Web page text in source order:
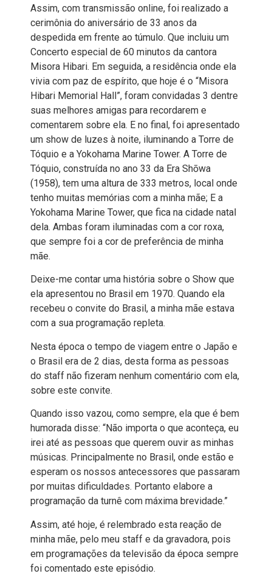
Assim, com transmissão online, foi realizado a
cerimônia do aniversário de 33 anos da
despedida em frente ao túmulo. Que incluiu um
Concerto especial de 60 minutos da cantora
Misora Hibari. Em seguida, a residência onde ela
vivia com paz de espírito, que hoje é o “Misora
Hibari Memorial Hall”, foram convidadas 3 dentre
suas melhores amigas para recordarem e
comentarem sobre ela. E no final, foi apresentado
um show de luzes à noite, iluminando a Torre de
Tóquio e a Yokohama Marine Tower. A Torre de
Tóquio, construída no ano 33 da Era Shōwa
(1958), tem uma altura de 333 metros, local onde
tenho muitas memórias com a minha mãe; E a
Yokohama Marine Tower, que fica na cidade natal
dela. Ambas foram iluminadas com a cor roxa,
que sempre foi a cor de preferência de minha
mãe.
Deixe-me contar uma história sobre o Show que
ela apresentou no Brasil em 1970. Quando ela
recebeu o convite do Brasil, a minha mãe estava
com a sua programação repleta.
Nesta época o tempo de viagem entre o Japão e
o Brasil era de 2 dias, desta forma as pessoas
do staff não fizeram nenhum comentário com ela,
sobre este convite.
Quando isso vazou, como sempre, ela que é bem
humorada disse: “Não importa o que aconteça, eu
irei até as pessoas que querem ouvir as minhas
músicas. Principalmente no Brasil, onde estão e
esperam os nossos antecessores que passaram
por muitas dificuldades. Portanto elabore a
programação da turnê com máxima brevidade.”
Assim, até hoje, é relembrado esta reação de
minha mãe, pelo meu staff e da gravadora, pois
em programações da televisão da época sempre
foi comentado este episódio.